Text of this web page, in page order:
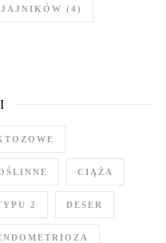
(4)
CIĄŻA
2 DESER